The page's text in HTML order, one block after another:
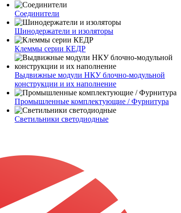
Соединители
Шинодержатели и изоляторы
Клеммы серии КЕДР
Выдвижные модули НКУ блочно-модульной
конструкции и их наполнение
Промышленные комплектующие / Фурнитура
Светильники светодиодные